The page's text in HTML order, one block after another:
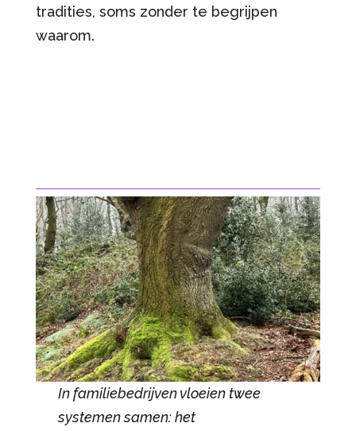
tradities, soms zonder te begrijpen
waarom.
In familiebedrijven vloeien twee
systemen samen: het